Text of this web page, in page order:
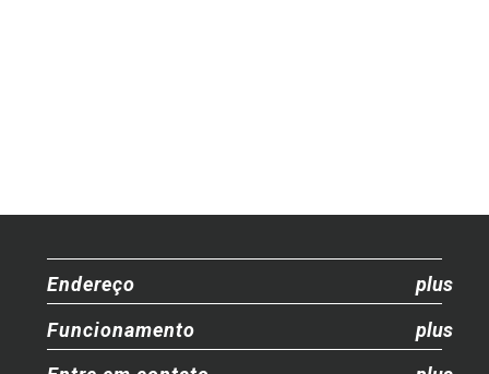
Endereço
Funcionamento